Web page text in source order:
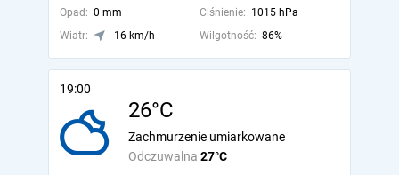
Opad: 0 mm Ciśnienie: 1015 hPa
Wiatr:
16 km/h Wilgotność: 86%
19:00
26°C
Odczuwalna 27°C
Zachmurzenie umiarkowane